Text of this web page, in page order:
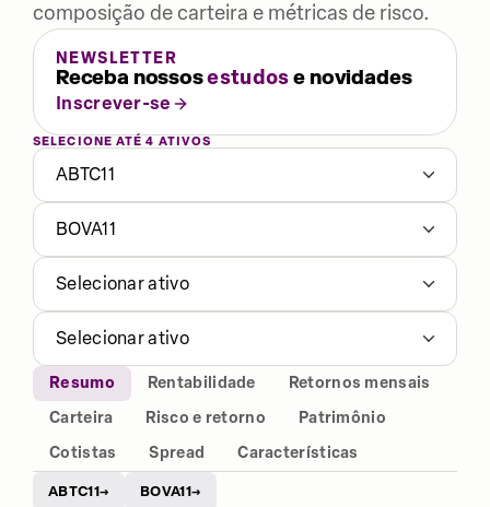
composição de carteira e métricas de risco.
NEWSLETTER
Receba nossosestudose novidades
Inscrever-se
SELECIONE ATÉ 4 ATIVOS
ABTC11
BOVA11
Selecionar ativo
Selecionar ativo
Resumo Rentabilidade
Retornos mensais
Carteira
Risco e retorno
Patrimônio
Cotistas
Spread Características
ABTC11→ BOVA11→